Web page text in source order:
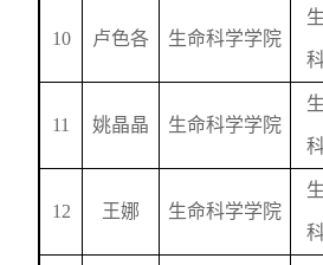
10 卢色各 生命科学学院
11 姚晶晶 生命科学学院
12 王娜 生命科学学院